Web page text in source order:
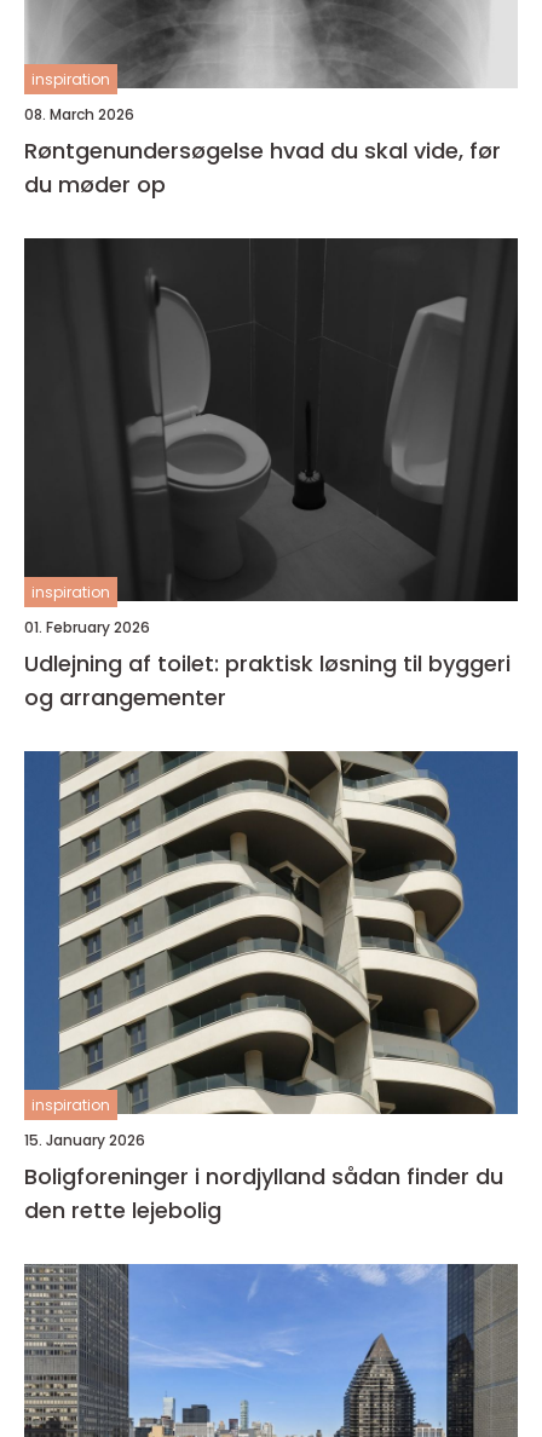
inspiration
08. March 2026
Røntgenundersøgelse hvad du skal vide, før
du møder op
inspiration
01. February 2026
Udlejning af toilet: praktisk løsning til byggeri
og arrangementer
inspiration
15. January 2026
Boligforeninger i nordjylland sådan finder du
den rette lejebolig